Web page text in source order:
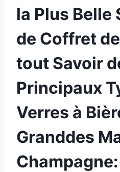
la Plus Belle
de Coffret
tout Savoir
Principaux
Verres à
Granddes